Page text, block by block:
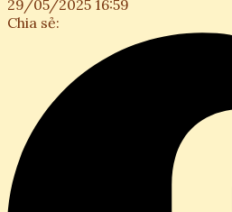
29/05/2025 16:59
Chia sẻ: